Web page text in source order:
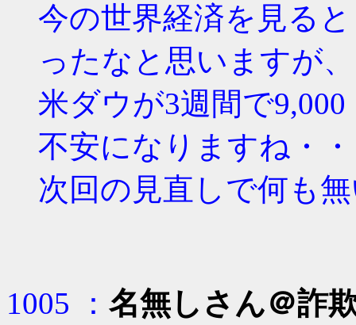
今の世界経済を見る
ったなと思いますが、
米ダウが3週間で
不安になりますね・・
次回の見直しで何も
1005 ： 名無しさん＠詐